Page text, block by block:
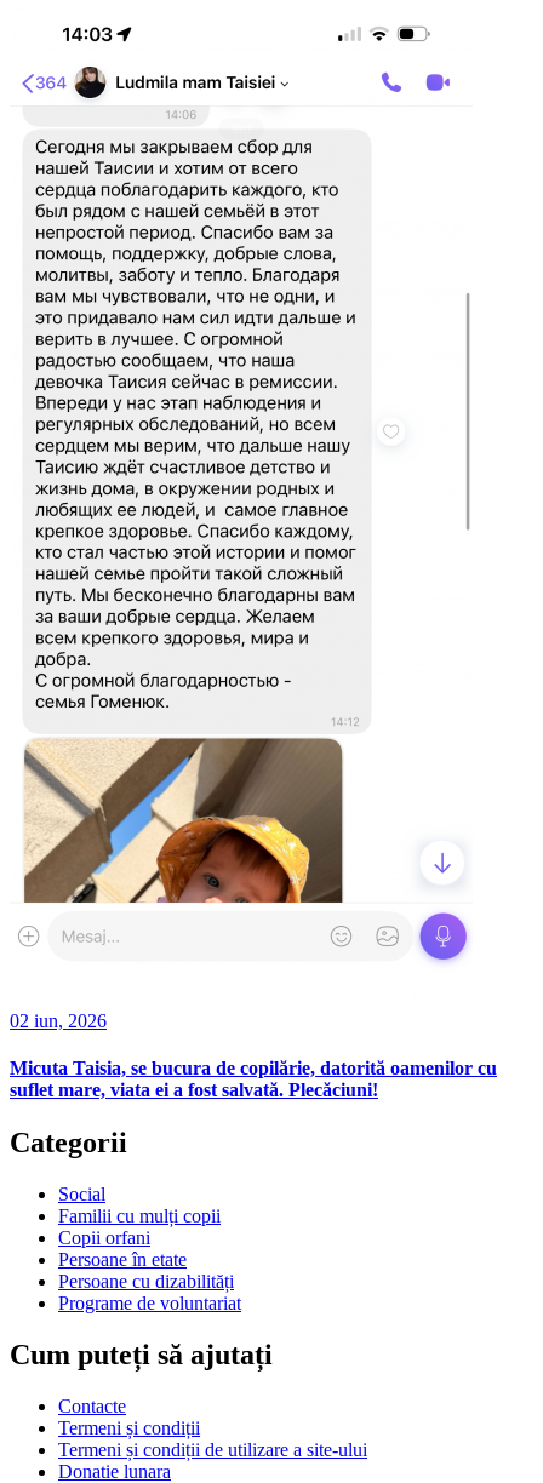
02 iun, 2026
Micuta Taisia, se bucura de copilărie, datorită oamenilor cu
suflet mare, viata ei a fost salvată. Plecăciuni!
Categorii
Social
Familii cu mulți copii
Copii orfani
Persoane în etate
Persoane cu dizabilități
Programe de voluntariat
Cum puteți să ajutați
Contacte
Termeni și condiții
Termeni și condiții de utilizare a site-ului
Donatie lunara